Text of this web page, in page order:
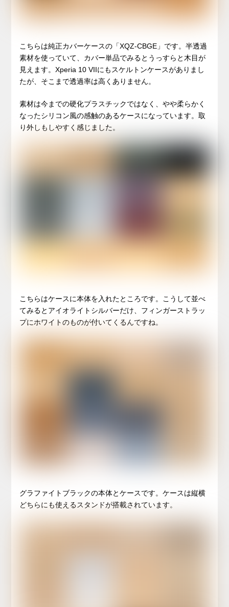
こちらは純正カバーケースの「XQZ-CBGE」です。半透過
素材を使っていて、カバー単品でみるとうっすらと木目が
見えます。Xperia 10 VIIにもスケルトンケースがありまし
たが、そこまで透過率は高くありません。
素材は今までの硬化プラスチックではなく、やや柔らかく
なったシリコン風の感触のあるケースになっています。取
り外しもしやすく感じました。
こちらはケースに本体を入れたところです。こうして並べ
てみるとアイオライトシルバーだけ、フィンガーストラッ
プにホワイトのものが付いてくるんですね。
グラファイトブラックの本体とケースです。ケースは縦横
どちらにも使えるスタンドが搭載されています。